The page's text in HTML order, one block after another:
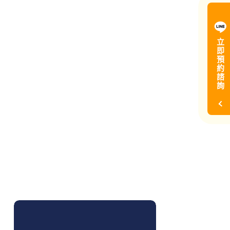
立
即
預
約
諮
詢